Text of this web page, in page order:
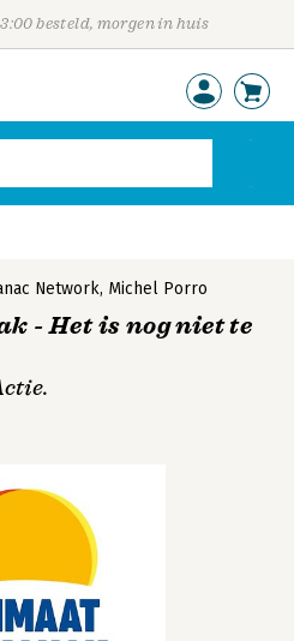
besteld, morgen in huis
Network, Michel Porro
- Het is nog niet te